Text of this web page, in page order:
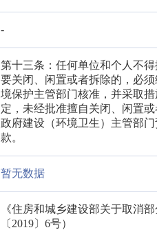
-
第十三条：任何单位和个人不
要关闭、闲置或者拆除的，必
境保护主管部门核准，并采
定，未经批准擅自关闭、闲置
政府建设（环境卫生）主管部
款。
暂无数据
《住房和城乡建设部关于取消
〔2019〕6号）